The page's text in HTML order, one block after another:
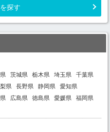
探す
茨城県 栃木県 埼玉県
千葉県
県 長野県 静岡県
愛知県
広島県 徳島県 愛媛県
福岡県